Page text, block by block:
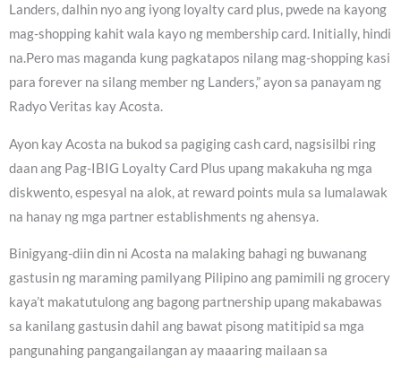
Landers, dalhin nyo ang iyong loyalty card plus, pwede na kayong
mag-shopping kahit wala kayo ng membership card. Initially, hindi
na.Pero mas maganda kung pagkatapos nilang mag-shopping kasi
para forever na silang member ng Landers,” ayon sa panayam ng
Radyo Veritas kay Acosta.
Ayon kay Acosta na bukod sa pagiging cash card, nagsisilbi ring
daan ang Pag-IBIG Loyalty Card Plus upang makakuha ng mga
diskwento, espesyal na alok, at reward points mula sa lumalawak
na hanay ng mga partner establishments ng ahensya.
Binigyang-diin din ni Acosta na malaking bahagi ng buwanang
gastusin ng maraming pamilyang Pilipino ang pamimili ng grocery
kaya’t makatutulong ang bagong partnership upang makabawas
sa kanilang gastusin dahil ang bawat pisong matitipid sa mga
pangunahing pangangailangan ay maaaring mailaan sa